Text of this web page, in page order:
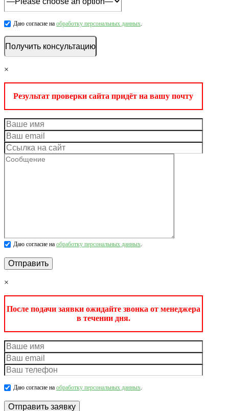
Даю согласие на обработку персональных данных.
×
Результат проверки сайта придёт на вашу почту
Даю согласие на обработку персональных данных.
×
После подачи заявки ожидайте звонка от менеджера
в течении дня.
Даю согласие на обработку персональных данных.